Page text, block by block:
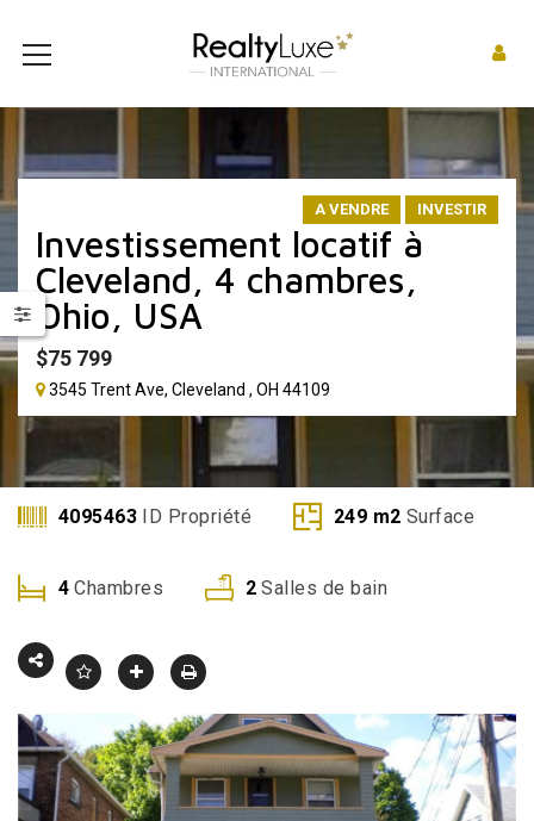
A VENDRE INVESTIR
Investissement locatif à
Cleveland, 4 chambres,
Ohio, USA
$75 799
3545 Trent Ave, Cleveland , OH 44109
4095463 ID Propriété 249 m2 Surface
4 Chambres 2 Salles de bain